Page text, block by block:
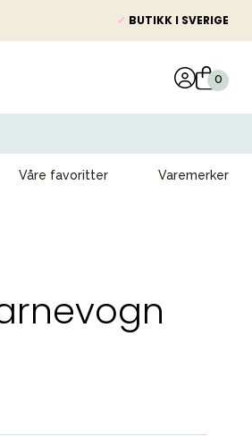
✓ BUTIKK I SVERIGE
Våre favoritter Varemerker